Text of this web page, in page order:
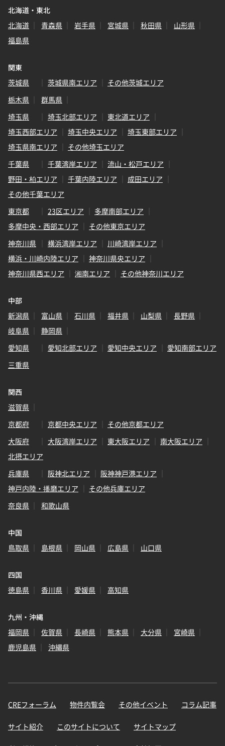
北海道・東北
北海道
青森県 岩手県 宮城県 秋田県
山形県
福島県
関東
茨城県
茨城県南エリア
その他茨城エリア
栃木県
群馬県
埼玉県
埼玉北部エリア
東北道エリア
埼玉西部エリア
埼玉中央エリア
埼玉東部エリア
埼玉県南エリア
その他埼玉エリア
千葉県
千葉湾岸エリア
流山・松戸エリア
野田・柏エリア
千葉内陸エリア
成田エリア
その他千葉エリア
東京都
23区エリア
多摩南部エリア
多摩中央・西部エリア
その他東京エリア
神奈川県
横浜湾岸エリア
川崎湾岸エリア
横浜・川崎内陸エリア
神奈川県央エリア
神奈川県西エリア
湘南エリア その他神奈川エリア
中部
新潟県
富山県 石川県 福井県 山梨県
長野県
岐阜県
静岡県
愛知県
愛知北部エリア 愛知中央エリア
愛知南部エリア
三重県
関西
滋賀県
京都府
京都中央エリア
その他京都エリア
大阪府
大阪湾岸エリア 東大阪エリア
南大阪エリア
北摂エリア
兵庫県
阪神北エリア
阪神神戸港エリア
神戸内陸・播磨エリア
その他兵庫エリア
奈良県
和歌山県
中国
鳥取県
島根県 岡山県 広島県 山口県
四国
徳島県
香川県 愛媛県 高知県
九州・沖縄
福岡県
佐賀県 長崎県 熊本県 大分県
宮崎県
鹿児島県
沖縄県
CREフォーラム 物件内覧会 その他イベント コラム記事
サイト紹介 このサイトについて サイトマップ